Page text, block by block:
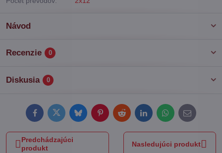
Návod
Recenzie 0
Diskusia 0
FacebookTwitterBlueskyPinterestRedditLinkedInWhatsApp
E-
mail
Predchádzajúci
produkt
Nasledujúci produkt